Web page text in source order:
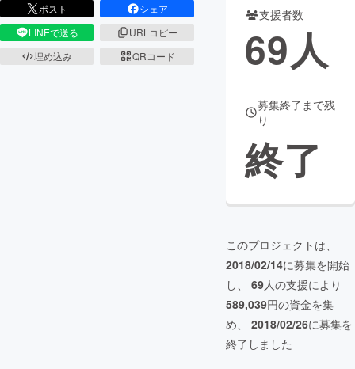
ポスト
シェア
LINEで送る
URLコピー
埋め込み
QRコード
支援者数
69人
募集終了まで残
り
終了
このプロジェクトは、
2018/02/14に募集を開始
し、 69人の支援により
589,039円の資金を集
め、 2018/02/26に募集を
終了しました